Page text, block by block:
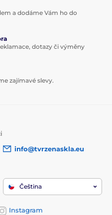
a dodáme Vám ho do
dotazy či výměny
zajímavé slevy.
info@tvrzenaskla.eu
Čeština
Instagram